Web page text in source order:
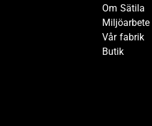
Om Sätila
Miljöarbete
Vår fabrik
Butik